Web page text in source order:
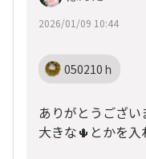
2026/01/09 10:44
050210ｈ
ありがとうござい
大きな🌵とかを